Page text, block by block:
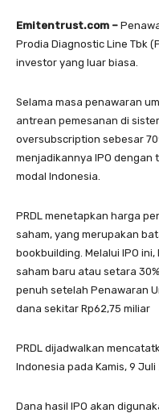
Emitentrust.com –
Prodia Diagnostic Line Tbk
investor yang luar biasa.
Selama masa penawaran
antrean pemesanan di
oversubscription sebesar
menjadikannya IPO
modal Indonesia.
PRDL menetapkan harga
saham, yang merupakan
bookbuilding. Melalui IPO
saham baru atau setara
penuh setelah Penawaran
dana sekitar Rp62,75 miliar
PRDL dijadwalkan
Indonesia pada Kamis, 9 Juli
Dana hasil IPO akan